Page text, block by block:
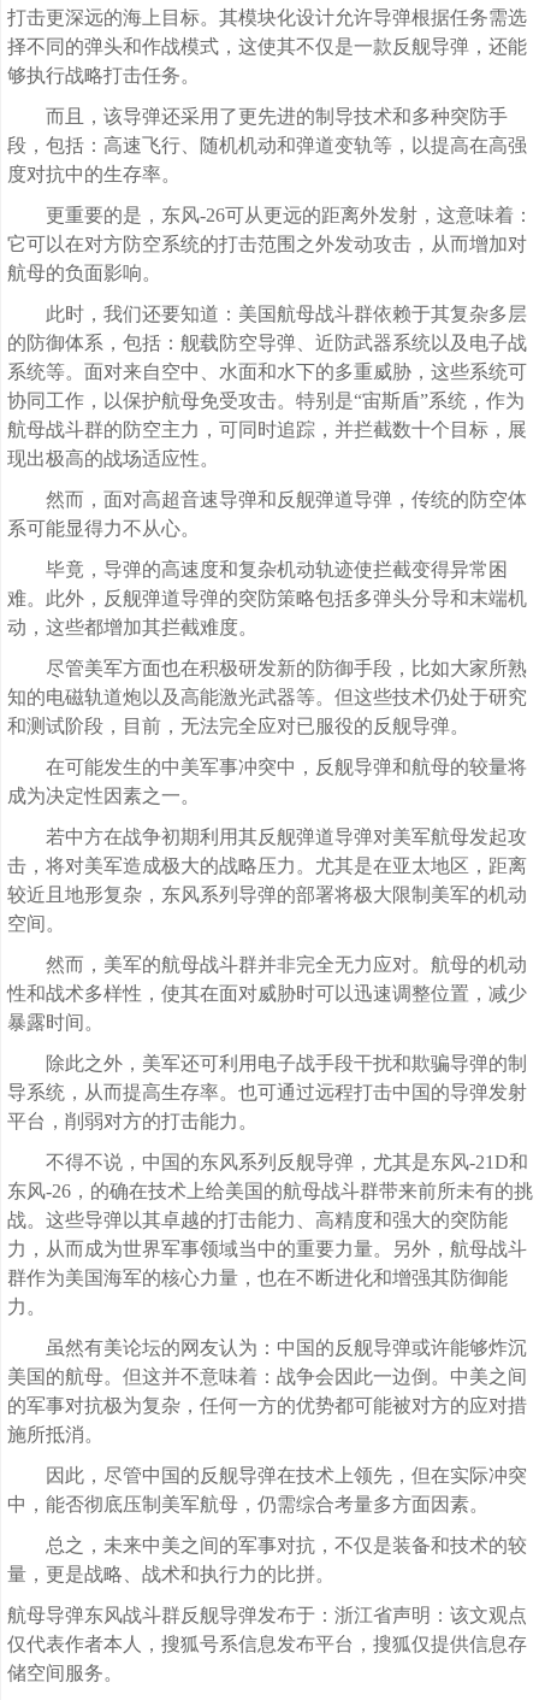
打击更深远的海上目标。其模块化设计允许导弹根据任务需选
择不同的弹头和作战模式，这使其不仅是一款反舰导弹，还能
够执行战略打击任务。
而且，该导弹还采用了更先进的制导技术和多种突防手
段，包括：高速飞行、随机机动和弹道变轨等，以提高在高强
度对抗中的生存率。
更重要的是，东风-26可从更远的距离外发射，这意味着：
它可以在对方防空系统的打击范围之外发动攻击，从而增加对
航母的负面影响。
此时，我们还要知道：美国航母战斗群依赖于其复杂多层
的防御体系，包括：舰载防空导弹、近防武器系统以及电子战
系统等。面对来自空中、水面和水下的多重威胁，这些系统可
协同工作，以保护航母免受攻击。特别是“宙斯盾”系统，作为
航母战斗群的防空主力，可同时追踪，并拦截数十个目标，展
现出极高的战场适应性。
然而，面对高超音速导弹和反舰弹道导弹，传统的防空体
系可能显得力不从心。
毕竟，导弹的高速度和复杂机动轨迹使拦截变得异常困
难。此外，反舰弹道导弹的突防策略包括多弹头分导和末端机
动，这些都增加其拦截难度。
尽管美军方面也在积极研发新的防御手段，比如大家所熟
知的电磁轨道炮以及高能激光武器等。但这些技术仍处于研究
和测试阶段，目前，无法完全应对已服役的反舰导弹。
在可能发生的中美军事冲突中，反舰导弹和航母的较量将
成为决定性因素之一。
若中方在战争初期利用其反舰弹道导弹对美军航母发起攻
击，将对美军造成极大的战略压力。尤其是在亚太地区，距离
较近且地形复杂，东风系列导弹的部署将极大限制美军的机动
空间。
然而，美军的航母战斗群并非完全无力应对。航母的机动
性和战术多样性，使其在面对威胁时可以迅速调整位置，减少
暴露时间。
除此之外，美军还可利用电子战手段干扰和欺骗导弹的制
导系统，从而提高生存率。也可通过远程打击中国的导弹发射
平台，削弱对方的打击能力。
不得不说，中国的东风系列反舰导弹，尤其是东风-21D和
东风-26，的确在技术上给美国的航母战斗群带来前所未有的挑
战。这些导弹以其卓越的打击能力、高精度和强大的突防能
力，从而成为世界军事领域当中的重要力量。另外，航母战斗
群作为美国海军的核心力量，也在不断进化和增强其防御能
力。
虽然有美论坛的网友认为：中国的反舰导弹或许能够炸沉
美国的航母。但这并不意味着：战争会因此一边倒。中美之间
的军事对抗极为复杂，任何一方的优势都可能被对方的应对措
施所抵消。
因此，尽管中国的反舰导弹在技术上领先，但在实际冲突
中，能否彻底压制美军航母，仍需综合考量多方面因素。
总之，未来中美之间的军事对抗，不仅是装备和技术的较
量，更是战略、战术和执行力的比拼。
航母导弹东风战斗群反舰导弹发布于：浙江省声明：该文观点
仅代表作者本人，搜狐号系信息发布平台，搜狐仅提供信息存
储空间服务。